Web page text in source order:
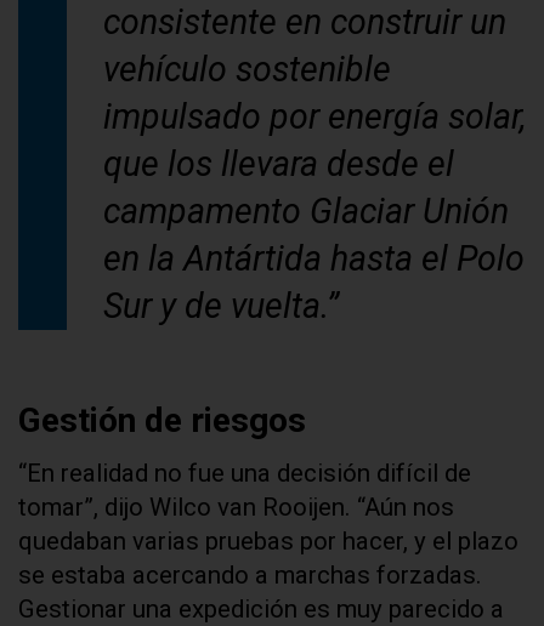
consistente en construir un
vehículo sostenible
impulsado por energía solar,
que los llevara desde el
campamento Glaciar Unión
en la Antártida hasta el Polo
Sur y de vuelta.”
Gestión de riesgos
“En realidad no fue una decisión difícil de
tomar”, dijo Wilco van Rooijen. “Aún nos
quedaban varias pruebas por hacer, y el plazo
se estaba acercando a marchas forzadas.
Gestionar una expedición es muy parecido a